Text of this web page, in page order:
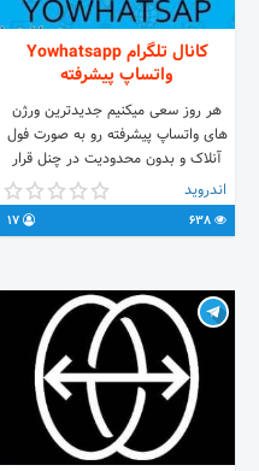
کانال تلگرام Yowhatsapp
واتساپ پیشرفته
هر روز سعی میکنیم جدیدترین ورژن
های واتساپ پیشرفته رو به صورت فول
آنلاک و بدون محدودیت در چنل قرار
بدیم
اندروید